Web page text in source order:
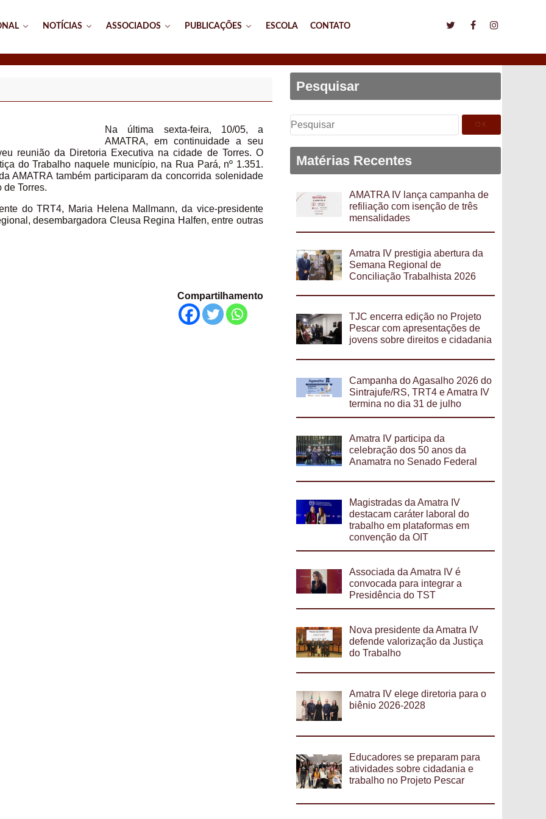
NOTÍCIAS ASSOCIADOS PUBLICAÇÕES ESCOLA CONTATO
Na última sexta-feira, 10/05, a
AMATRA, em continuidade a seu
reunião da Diretoria Executiva na cidade de Torres. O
do Trabalho naquele município, na Rua Pará, nº 1.351.
AMATRA também participaram da concorrida solenidade
de Torres.
do TRT4, Maria Helena Mallmann, da vice-presidente
desembargadora Cleusa Regina Halfen, entre outras
Compartilhamento
Pesquisar
Pesquisar
por:
Matérias Recentes
AMATRA IV lança campanha de
refiliação com isenção de três
mensalidades
Amatra IV prestigia abertura da
Semana Regional de
Conciliação Trabalhista 2026
TJC encerra edição no Projeto
Pescar com apresentações de
jovens sobre direitos e cidadania
Campanha do Agasalho 2026 do
Sintrajufe/RS, TRT4 e Amatra IV
termina no dia 31 de julho
Amatra IV participa da
celebração dos 50 anos da
Anamatra no Senado Federal
Magistradas da Amatra IV
destacam caráter laboral do
trabalho em plataformas em
convenção da OIT
Associada da Amatra IV é
convocada para integrar a
Presidência do TST
Nova presidente da Amatra IV
defende valorização da Justiça
do Trabalho
Amatra IV elege diretoria para o
biênio 2026-2028
Educadores se preparam para
atividades sobre cidadania e
trabalho no Projeto Pescar